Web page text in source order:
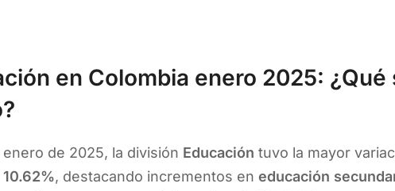
en Colombia enero 2025: ¿Qué
enero de 2025, la división Educación tuvo la mayor
10.62%, destacando incrementos en educación